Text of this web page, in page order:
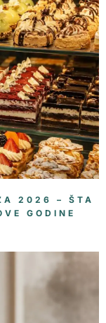
2026 – ŠTA
GODINE